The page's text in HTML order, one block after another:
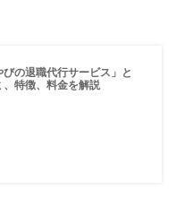
びの退職代行サービス」と
、特徴、料金を解説